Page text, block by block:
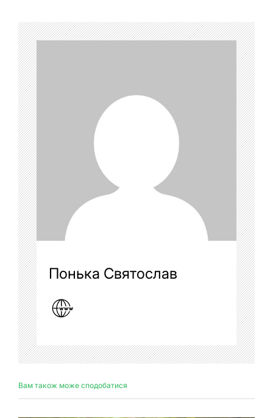
Понька Святослав
Вам також може сподобатися